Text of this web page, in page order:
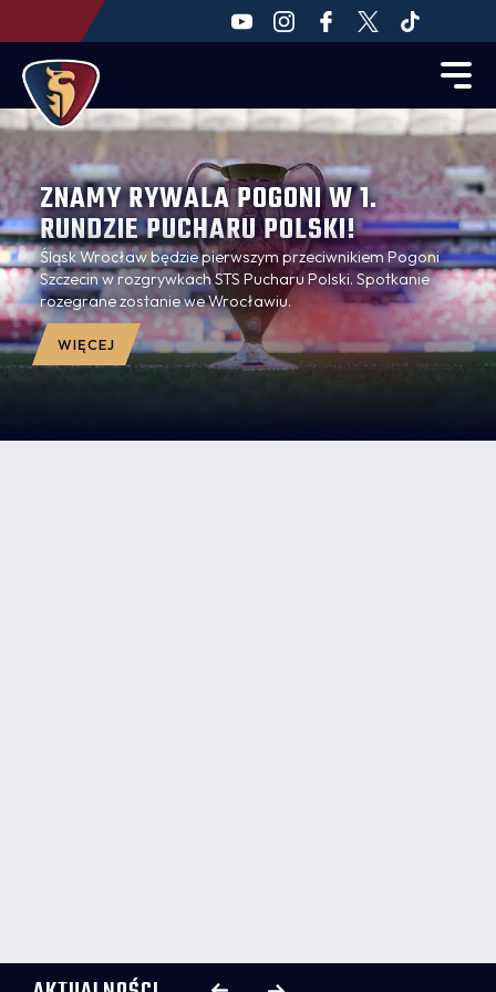
ZNAMY RYWALA POGONI W 1.
RUNDZIE PUCHARU POLSKI!
Śląsk Wrocław będzie pierwszym przeciwnikiem Pogoni
Szczecin w rozgrywkach STS Pucharu Polski. Spotkanie
rozegrane zostanie we Wrocławiu.
WIĘCEJ